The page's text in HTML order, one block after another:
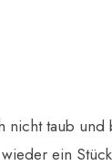
nicht taub
ein